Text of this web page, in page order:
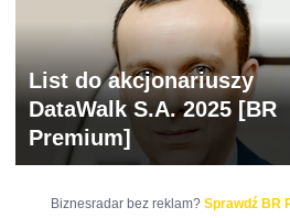
List do akcjonariuszy
DataWalk S.A. 2025 [BR
Premium]
Biznesradar bez reklam? Sprawdź BR